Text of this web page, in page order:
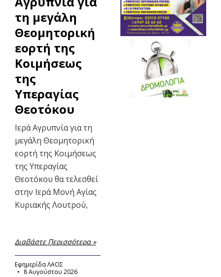
τη μεγάλη
Θεομητορική
εορτή της
Κοιμήσεως
της
Υπεραγίας
Θεοτόκου
Ιερά Αγρυπνία για τη
μεγάλη Θεομητορική
εορτή της Κοιμήσεως
της Υπεραγίας
Θεοτόκου θα τελεσθεί
στην Ιερά Μονή Αγίας
Κυριακής Λουτρού,
Διαβάστε Περισσότερα »
Εφημερίδα ΛΑΟΣ
8 Αυγούστου 2026